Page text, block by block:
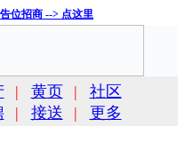
位招商 --> 点这里
| 黄页 |
社区
| 接送 | 更多